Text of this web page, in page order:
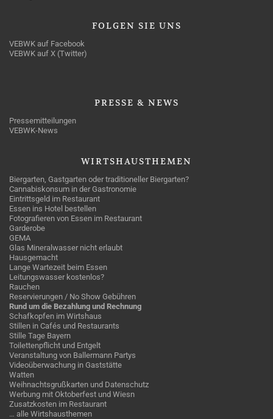
FOLGEN SIE UNS
VEBWK auf Facebook
VEBWK auf X (Twitter)
PRESSE & NEWS
Pressemitteilungen
VEBWK-News
WIRTSHAUSTHEMEN
Biergarten, Gastgarten oder traditioneller Biergarten?
Cannabiskonsum in der Gastronomie
Eintrittsgeld im Restaurant
Essen ins Hotel bestellen
Fotografieren von Essen im Restaurant
Garderobe
GEMA
Glas Mineralwasser nicht erlaubt
Hausgemacht
Lange Wartezeit beim Essen
Leitungswasser kostenlos?
Rauchen
Reservierungen / No Show Gebühren
Rund um die Bezahlung und Rechnung
Schafkopfen im Wirtshaus
Stillen in Cafés und Restaurants
Stille Tage Bayern
Toilettenpflicht und Entgelt
Veranstaltung von Ballermann Partys
Videoüberwachung in Gaststätte
Watten
Weihnachtsgrußkarten und Datenschutz
Werbung mit Oktoberfest und Wiesn
Zusatzkosten im Restaurant
… alle Wirtshausthemen